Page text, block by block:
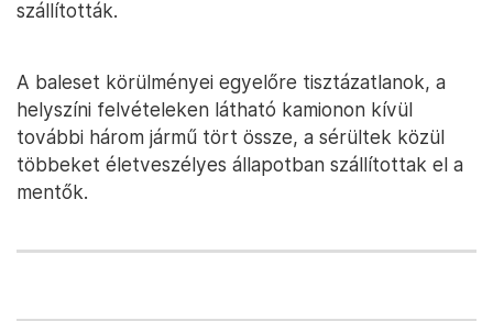
szállították.
A baleset körülményei egyelőre tisztázatlanok, a
helyszíni felvételeken látható kamionon kívül
további három jármű tört össze, a sérültek közül
többeket életveszélyes állapotban szállítottak el a
mentők.